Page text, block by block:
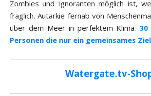
Zombies und Ignoranten möglich ist,
fraglich. Autarkie fernab von
über dem Meer in perfektem Klima.
Personen die nur ein gemeinsames
Watergate.tv-